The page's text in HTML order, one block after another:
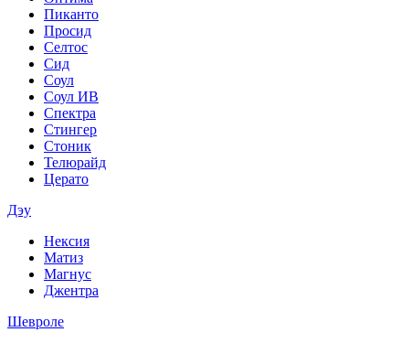
Пиканто
Просид
Селтос
Сид
Соул
Соул ИВ
Спектра
Стингер
Стоник
Телюрайд
Церато
Дэу
Нексия
Матиз
Магнус
Джентра
Шевроле